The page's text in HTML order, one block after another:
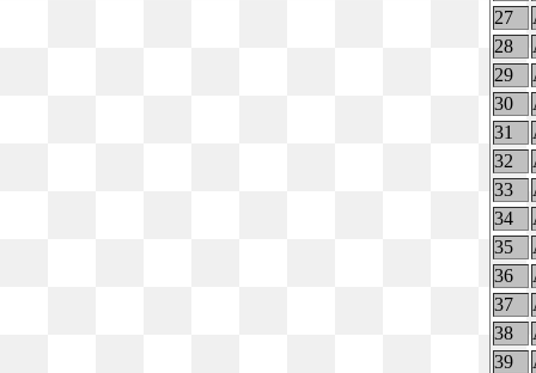
27
28
29
30
31
32
33
34
35
36
37
38
39